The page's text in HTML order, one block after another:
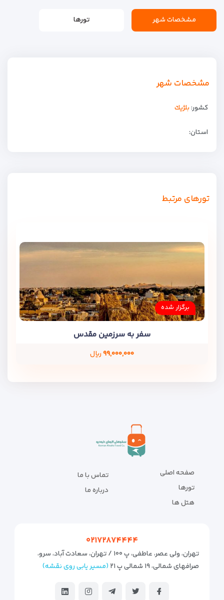
مشخصات شهر تورها
مشخصات شهر
کشور:بلژيك
استان:
تورهای مرتبط
برگزار شده
سفر به سرزمین مقدس
۹۹,۰۰۰,۰۰۰ریال
صفحه اصلی
تورها
هتل ها
تماس با ما
درباره ما
۰۲۱۷۲۸۷۴۴۴۴
تهران، ولی عصر، عاطفی، پ ۱۰۰ / تهران، سعادت آباد، سرو،
صرافهای شمالی، ۱۹ شمالی پ ۲۱
(مسیر یابی روی نقشه)